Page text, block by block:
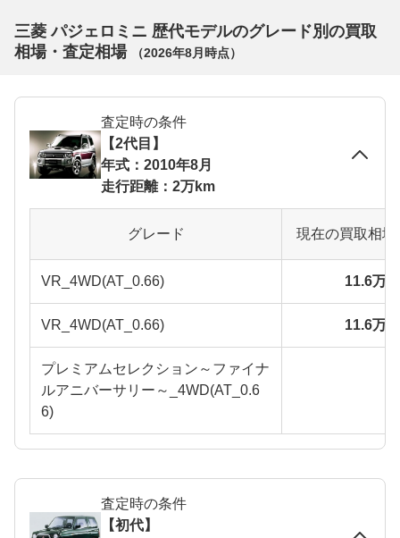
三菱 パジェロミニ 歴代モデルのグレード別の買取
相場・査定相場
（2026年8月 時点）
査定時の条件
【2代目】
年式：2010年8月
走行距離：2万km
グレード 現在の買取相
VR_4WD(AT_0.66) 11.6万
VR_4WD(AT_0.66) 11.6万
プレミアムセレクション～ファイナ
ルアニバーサリー～_4WD(AT_0.6
6)
査定時の条件
【初代】